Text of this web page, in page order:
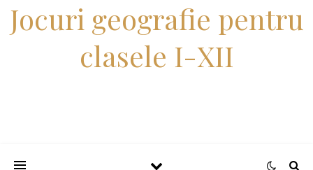
Jocuri geografie pentru
clasele I-XII